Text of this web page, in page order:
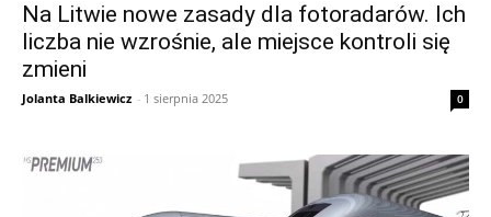
Na Litwie nowe zasady dla fotoradarów. Ich
liczba nie wzrośnie, ale miejsce kontroli się
zmieni
Jolanta Balkiewicz - 1 sierpnia 2025 0